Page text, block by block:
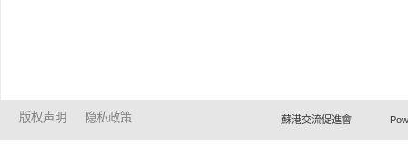
版权声明 隐私政策 蘇港交流促進會